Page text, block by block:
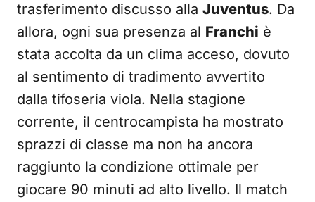
trasferimento discusso alla Juventus. Da
allora, ogni sua presenza al Franchi è
stata accolta da un clima acceso, dovuto
al sentimento di tradimento avvertito
dalla tifoseria viola. Nella stagione
corrente, il centrocampista ha mostrato
sprazzi di classe ma non ha ancora
raggiunto la condizione ottimale per
giocare 90 minuti ad alto livello. Il match